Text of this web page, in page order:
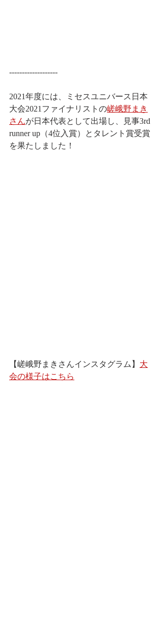
-------------------
2021年度には、ミセスユニバース日本
大会2021ファイナリストの嵯峨野まき
さんが日本代表として出場し、見事3rd
runner up（4位入賞）とタレント賞受賞
を果たしました！
【嵯峨野まきさんインスタグラム】 大
会の様子はこちら